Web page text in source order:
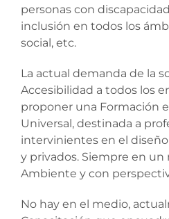
personas con
inclusión en todos los
social, etc.
La actual demanda de la
Accesibilidad a todos los
proponer una Formación
Universal, destinada a
intervinientes en el
y privados. Siempre en
Ambiente y con
No hay en el medio,